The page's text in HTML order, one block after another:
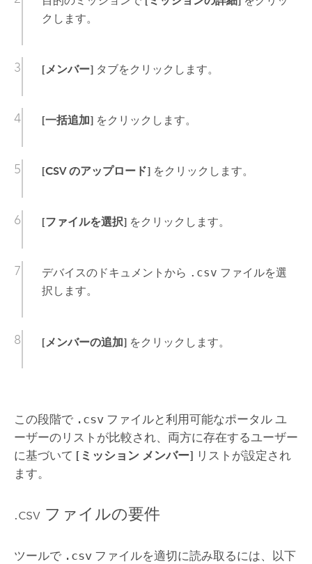
クします。
[メンバー]タブをクリックします。
[一括追加]をクリックします。
[CSV のアップロード]をクリックします。
[ファイルを選択]をクリックします。
デバイスのドキュメントから .csv ファイルを選
択します。
[メンバーの追加]をクリックします。
この段階で .csvファイルと利用可能なポータル ユ
ーザーのリストが比較され、両方に存在するユーザー
に基づいて [ミッション メンバー] リストが設定され
ます。
.csv ファイルの要件
ツールで .csvファイルを適切に読み取るには、以下